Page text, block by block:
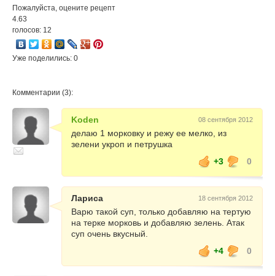
Пожалуйста, оцените рецепт
4.63
голосов: 12
Уже поделились: 0
Комментарии (3):
Koden 08 сентября 2012
делаю 1 морковку и режу ее мелко, из
зелени укроп и петрушка
+3
0
Лариса 18 сентября 2012
Варю такой суп, только добавляю на тертую
на терке морковь и добавляю зелень. Атак
суп очень вкусный.
+4
0